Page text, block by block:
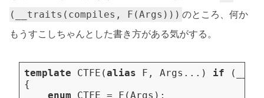
(__traits(compiles, F(Args))) のところ、何か
もうすこしちゃんとした書き方がある気がする。
template CTFE (alias F , Args ...) if (
{
enum
CTFE = F (Args );